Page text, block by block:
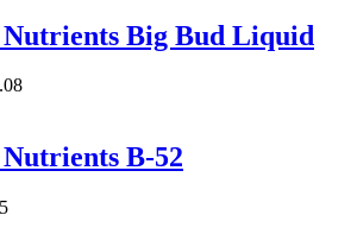
Nutrients Big Bud Liquid
.08
B-52